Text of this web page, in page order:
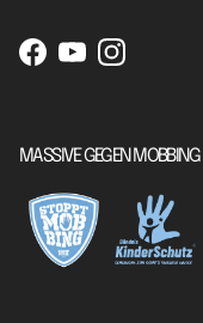
Facebook
YouTubeInstagram
MASSIVE GEGEN MOBBING